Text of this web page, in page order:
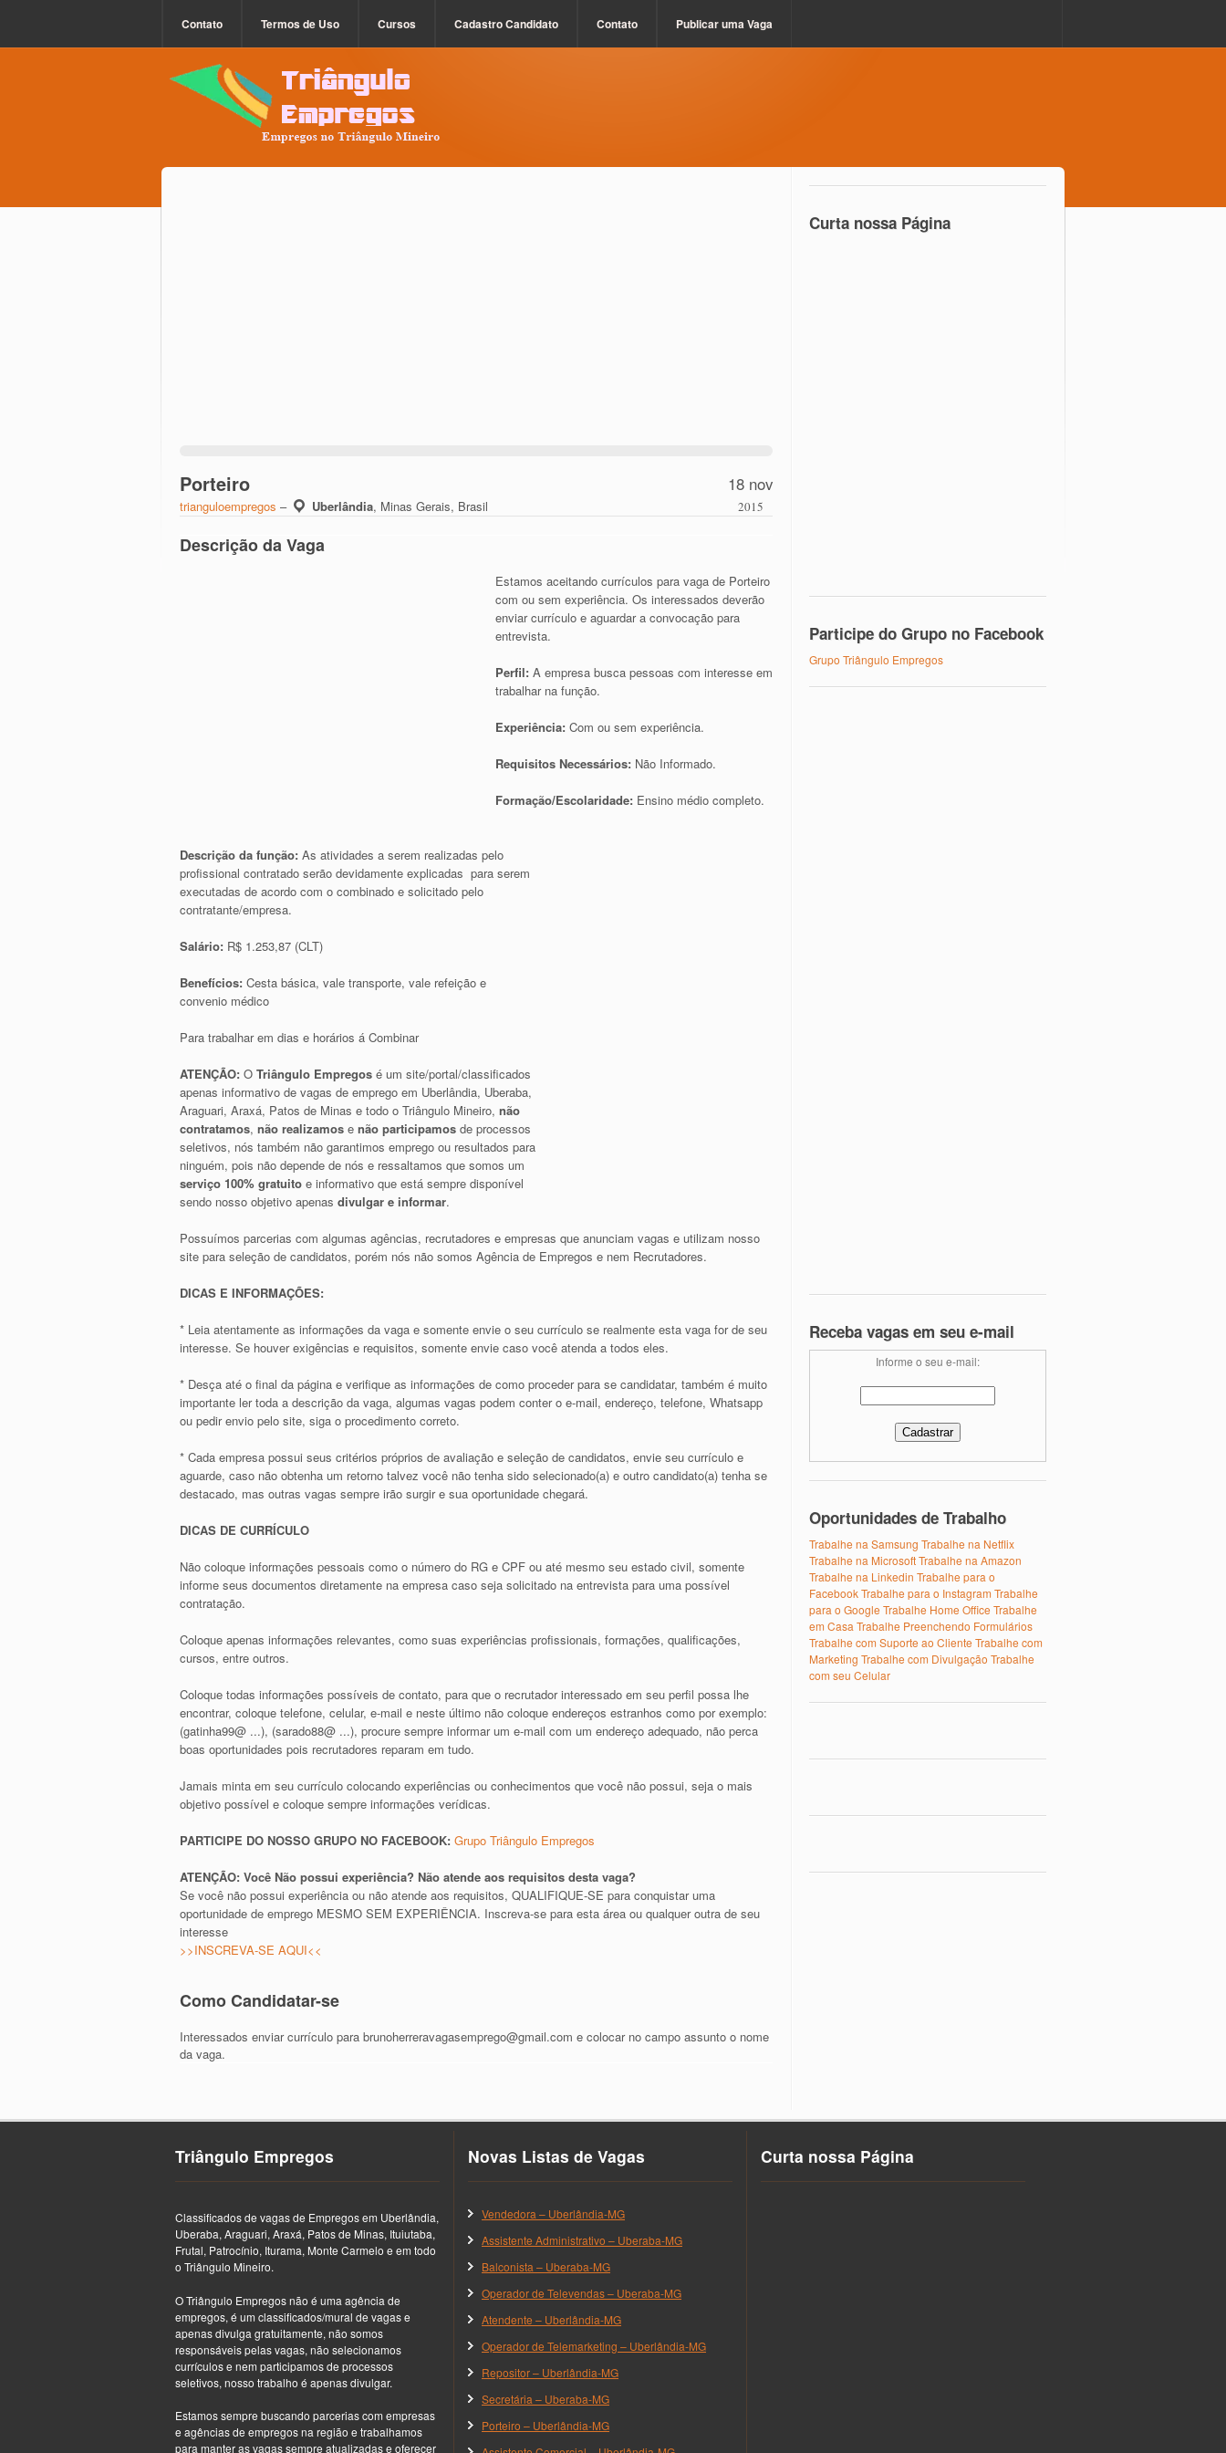
Contato Termos de Uso Cursos Cadastro Candidato Contato Publicar uma Vaga
18 nov
2015
Porteiro
trianguloempregos – Uberlândia, Minas Gerais, Brasil
Descrição da Vaga
Estamos aceitando currículos para vaga de Porteiro
com ou sem experiência. Os interessados deverão
enviar currículo e aguardar a convocação para
entrevista.
Perfil: A empresa busca pessoas com interesse em
trabalhar na função.
Experiência: Com ou sem experiência.
Requisitos Necessários: Não Informado.
Formação/Escolaridade: Ensino médio completo.
Descrição da função: As atividades a serem realizadas pelo
profissional contratado serão devidamente explicadas para serem
executadas de acordo com o combinado e solicitado pelo
contratante/empresa.
Salário: R$ 1.253,87 (CLT)
Benefícios: Cesta básica, vale transporte, vale refeição e
convenio médico
Para trabalhar em dias e horários á Combinar
ATENÇÃO: O Triângulo Empregos é um site/portal/classificados
apenas informativo de vagas de emprego em Uberlândia, Uberaba,
Araguari, Araxá, Patos de Minas e todo o Triângulo Mineiro, não
contratamos, não realizamos e não participamos de processos
seletivos, nós também não garantimos emprego ou resultados para
ninguém, pois não depende de nós e ressaltamos que somos um
serviço 100% gratuito e informativo que está sempre disponível
sendo nosso objetivo apenas divulgar e informar.
Possuímos parcerias com algumas agências, recrutadores e empresas que anunciam vagas e utilizam nosso
site para seleção de candidatos, porém nós não somos Agência de Empregos e nem Recrutadores.
DICAS E INFORMAÇÕES:
* Leia atentamente as informações da vaga e somente envie o seu currículo se realmente esta vaga for de seu
interesse. Se houver exigências e requisitos, somente envie caso você atenda a todos eles.
* Desça até o final da página e verifique as informações de como proceder para se candidatar, também é muito
importante ler toda a descrição da vaga, algumas vagas podem conter o e-mail, endereço, telefone, Whatsapp
ou pedir envio pelo site, siga o procedimento correto.
* Cada empresa possui seus critérios próprios de avaliação e seleção de candidatos, envie seu currículo e
aguarde, caso não obtenha um retorno talvez você não tenha sido selecionado(a) e outro candidato(a) tenha se
destacado, mas outras vagas sempre irão surgir e sua oportunidade chegará.
DICAS DE CURRÍCULO
Não coloque informações pessoais como o número do RG e CPF ou até mesmo seu estado civil, somente
informe seus documentos diretamente na empresa caso seja solicitado na entrevista para uma possível
contratação.
Coloque apenas informações relevantes, como suas experiências profissionais, formações, qualificações,
cursos, entre outros.
Coloque todas informações possíveis de contato, para que o recrutador interessado em seu perfil possa lhe
encontrar, coloque telefone, celular, e-mail e neste último não coloque endereços estranhos como por exemplo:
(gatinha99@ ...), (sarado88@ ...), procure sempre informar um e-mail com um endereço adequado, não perca
boas oportunidades pois recrutadores reparam em tudo.
Jamais minta em seu currículo colocando experiências ou conhecimentos que você não possui, seja o mais
objetivo possível e coloque sempre informações verídicas.
PARTICIPE DO NOSSO GRUPO NO FACEBOOK: Grupo Triângulo Empregos
ATENÇÃO: Você Não possui experiência? Não atende aos requisitos desta vaga?
Se você não possui experiência ou não atende aos requisitos, QUALIFIQUE-SE para conquistar uma
oportunidade de emprego MESMO SEM EXPERIÊNCIA. Inscreva-se para esta área ou qualquer outra de seu
interesse
>>INSCREVA-SE AQUI<<
Como Candidatar-se
Interessados enviar currículo para brunoherreravagasemprego@gmail.com e colocar no campo assunto o nome
da vaga.
Curta nossa Página
Participe do Grupo no Facebook
Grupo Triângulo Empregos
Receba vagas em seu e-mail
Informe o seu e-mail:
Oportunidades de Trabalho
Trabalhe na Samsung Trabalhe na Netflix
Trabalhe na MicrosoftTrabalhe na Amazon
Trabalhe na Linkedin Trabalhe para o
FacebookTrabalhe para o Instagram Trabalhe
para o Google Trabalhe Home Office Trabalhe
em CasaTrabalhe Preenchendo Formulários
Trabalhe com Suporte ao Cliente Trabalhe com
Marketing Trabalhe com Divulgação Trabalhe
com seu Celular
Triângulo Empregos
Classificados de vagas de Empregos em Uberlândia,
Uberaba, Araguari, Araxá, Patos de Minas, Ituiutaba,
Frutal, Patrocínio, Iturama, Monte Carmelo e em todo
o Triângulo Mineiro.
O Triângulo Empregos não é uma agência de
empregos, é um classificados/mural de vagas e
apenas divulga gratuitamente, não somos
responsáveis pelas vagas, não selecionamos
currículos e nem participamos de processos
seletivos, nosso trabalho é apenas divulgar.
Estamos sempre buscando parcerias com empresas
e agências de empregos na região e trabalhamos
para manter as vagas sempre atualizadas e oferecer
Novas Listas de Vagas
Vendedora – Uberlândia-MG
Assistente Administrativo – Uberaba-MG
Balconista – Uberaba-MG
Operador de Televendas – Uberaba-MG
Atendente – Uberlândia-MG
Operador de Telemarketing – Uberlândia-MG
Repositor – Uberlândia-MG
Secretária – Uberaba-MG
Porteiro – Uberlândia-MG
Curta nossa Página